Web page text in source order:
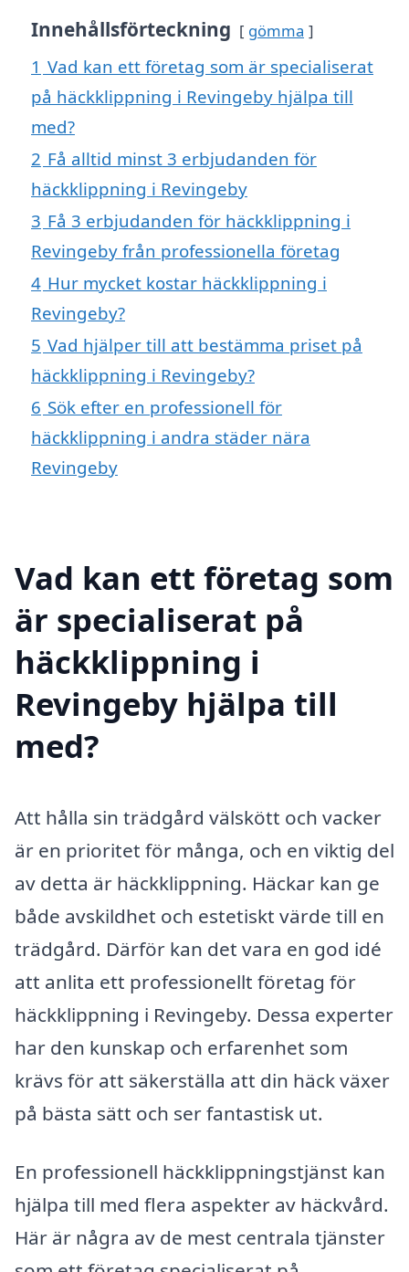
Innehållsförteckning gömma
1 Vad kan ett företag som är specialiserat
på häckklippning i Revingeby hjälpa till
med?
2 Få alltid minst 3 erbjudanden för
häckklippning i Revingeby
3 Få 3 erbjudanden för häckklippning i
Revingeby från professionella företag
4 Hur mycket kostar häckklippning i
Revingeby?
5 Vad hjälper till att bestämma priset på
häckklippning i Revingeby?
6 Sök efter en professionell för
häckklippning i andra städer nära
Revingeby
Vad kan ett företag som
är specialiserat på
häckklippning i
Revingeby hjälpa till
med?
Att hålla sin trädgård välskött och vacker
är en prioritet för många, och en viktig del
av detta är häckklippning. Häckar kan ge
både avskildhet och estetiskt värde till en
trädgård. Därför kan det vara en god idé
att anlita ett professionellt företag för
häckklippning i Revingeby. Dessa experter
har den kunskap och erfarenhet som
krävs för att säkerställa att din häck växer
på bästa sätt och ser fantastisk ut.
En professionell häckklippningstjänst kan
hjälpa till med flera aspekter av häckvård.
Här är några av de mest centrala tjänster